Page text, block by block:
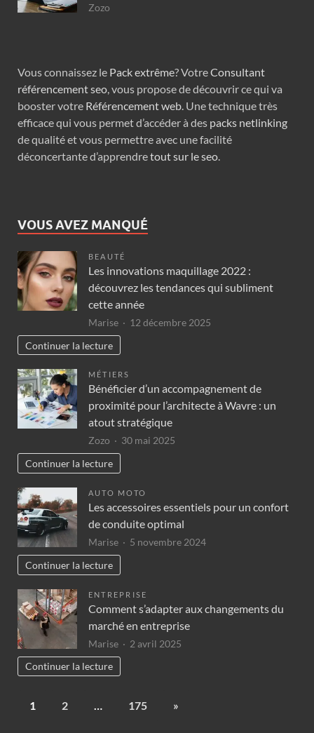
Zozo
Vous connaissez le Pack extrême? VotreConsultant
référencement seo, vous propose de découvrir ce qui va
booster votre Référencement web. Une technique très
efficace qui vous permet d’accéder à des packs netlinking
de qualité et vous permettre avec une facilité
déconcertante d’apprendretout sur le seo.
VOUS AVEZ MANQUÉ
BEAUTÉ
Les innovations maquillage 2022 :
découvrez les tendances qui subliment
cette année
Marise
12 décembre 2025
Continuer la lecture
MÉTIERS
Bénéficier d’un accompagnement de
proximité pour l’architecte à Wavre : un
atout stratégique
Zozo
30 mai 2025
Continuer la lecture
AUTO MOTO
Les accessoires essentiels pour un confort
de conduite optimal
Marise
5 novembre 2024
Continuer la lecture
ENTREPRISE
Comment s’adapter aux changements du
marché en entreprise
Marise
2 avril 2025
Continuer la lecture
1 2 … 175 »